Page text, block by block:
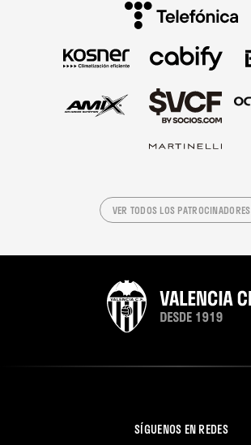
VER TODOS LOS PATROCINADORES
SÍGUENOS EN REDES